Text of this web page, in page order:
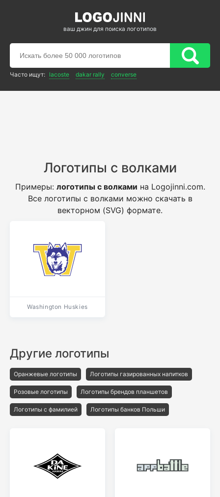
ваш джин для поиска логотипов
Часто ищут: lacoste dakar rally converse
Логотипы с волками
Примеры: логотипы с волками на Logojinni.com.
Все логотипы с волками можно скачать в
векторном (SVG) формате.
Washington Huskies
Другие логотипы
Оранжевые логотипы Логотипы газированных напитков
Розовые логотипы Логотипы брендов планшетов
Логотипы с фамилией Логотипы банков Польши